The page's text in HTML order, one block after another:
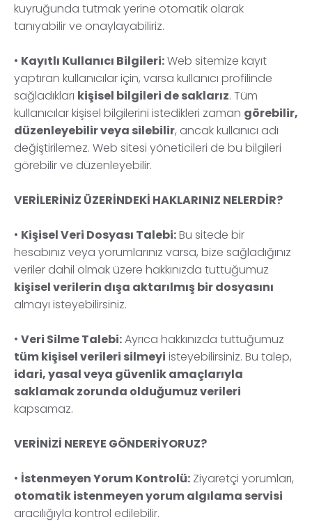
kuyruğunda tutmak yerine otomatik olarak
tanıyabilir ve onaylayabiliriz.
• Kayıtlı Kullanıcı Bilgileri:Web sitemize kayıt
yaptıran kullanıcılar için, varsa kullanıcı profilinde
sağladıkları kişisel bilgileri de saklarız. Tüm
kullanıcılar kişisel bilgilerini istedikleri zaman görebilir,
düzenleyebilir veya silebilir, ancak kullanıcı adı
değiştirilemez. Web sitesi yöneticileri de bu bilgileri
görebilir ve düzenleyebilir.
VERİLERİNİZ ÜZERİNDEKİ HAKLARINIZ NELERDİR?
• Kişisel Veri Dosyası Talebi:Bu sitede bir
hesabınız veya yorumlarınız varsa, bize sağladığınız
veriler dahil olmak üzere hakkınızda tuttuğumuz
kişisel verilerin dışa aktarılmış bir dosyasını
almayı isteyebilirsiniz.
• Veri Silme Talebi:Ayrıca hakkınızda tuttuğumuz
tüm kişisel verileri silmeyi isteyebilirsiniz. Bu talep,
idari, yasal veya güvenlik amaçlarıyla
saklamak zorunda olduğumuz verileri
kapsamaz.
VERİNİZİ NEREYE GÖNDERİYORUZ?
• İstenmeyen Yorum Kontrolü: Ziyaretçi yorumları,
otomatik istenmeyen yorum algılama servisi
aracılığıyla kontrol edilebilir.